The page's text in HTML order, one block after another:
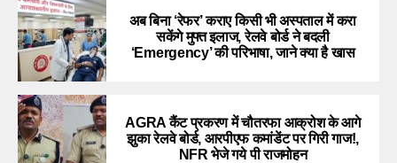
अब बिना ‘रेफर’ कराए किसी भी अस्पताल में करा
सकेंगे मुफ्त इलाज, रेलवे बोर्ड ने बदली
‘Emergency’ की परिभाषा, जाने क्या है खास
AGRA कैंट प्रकरण में चौतरफा आक्रोश के आगे
झुका रेलवे बोर्ड, आरपीएफ कमांडेंट पर गिरी गाज!,
NFR भेजे गये पी राजमोहन